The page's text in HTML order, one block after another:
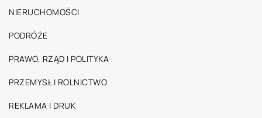
NIERUCHOMOŚCI
PODRÓŻE
PRAWO, RZĄD I POLITYKA
PRZEMYSŁ I ROLNICTWO
REKLAMA I DRUK